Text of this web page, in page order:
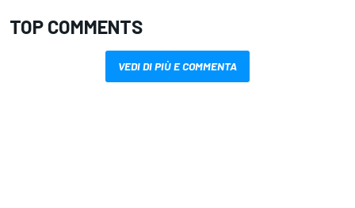
TOP COMMENTS
VEDI DI PIÙ E COMMENTA